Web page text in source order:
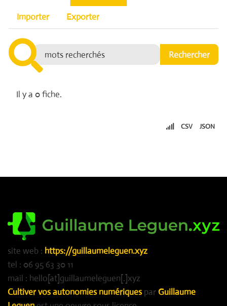
Importer Exporter
Il y a 0 fiche.
CSV JSON
site web : https://guillaumeleguen.xyz
tel : 06 95 63 30 11
mail : hello[at]guillaumeleguen[.]xyz
Cultiver vos autonomies numériquespar Guillaume